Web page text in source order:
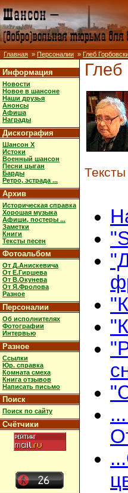
Главная » Персоналии » Глеб
Информация
Новости
Новое в шансоне
Наши друзья
Анонсы
Афиша
Награды
Дискография
Шансон X
Истоки
Военный шансон
Песни цыган
Барды
Ретро, эстрада ...
Архив
Историческая справка
Хорошая музыка
Афиши, постеры ...
Заметки
Книги
Тексты песен
Фотоальбом
От Д.Анискевича
От Е.Гиршева
От В.Окунева
От Я.Фролова
Разное
Персоналии
Об исполнителях
Фотографии
Интервью
Разное
Ссылки
Юр. справка
Комната смеха
Книга отзывов
Написать письмо
Поиск
Поиск по сайту
Счётчики